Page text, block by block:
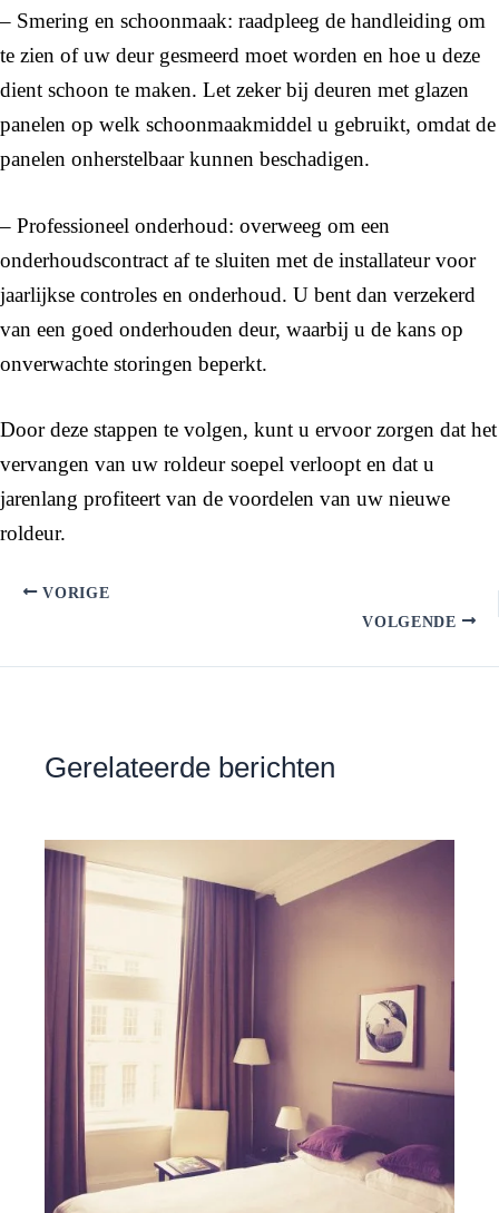
– Smering en schoonmaak: raadpleeg de handleiding om
te zien of uw deur gesmeerd moet worden en hoe u deze
dient schoon te maken. Let zeker bij deuren met glazen
panelen op welk schoonmaakmiddel u gebruikt, omdat de
panelen onherstelbaar kunnen beschadigen.
– Professioneel onderhoud: overweeg om een
onderhoudscontract af te sluiten met de installateur voor
jaarlijkse controles en onderhoud. U bent dan verzekerd
van een goed onderhouden deur, waarbij u de kans op
onverwachte storingen beperkt.
Door deze stappen te volgen, kunt u ervoor zorgen dat het
vervangen van uw roldeur soepel verloopt en dat u
jarenlang profiteert van de voordelen van uw nieuwe
roldeur.
VORIGE
VOLGENDE
Gerelateerde berichten